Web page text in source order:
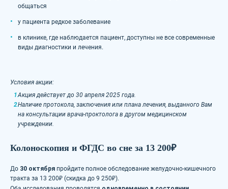
общаться
у пациента редкое заболевание
в клинике, где наблюдается пациент, доступны не все современные
виды диагностики и лечения.
Условия акции:
Акция действует до 30 апреля 2025 года.
Наличие протокола, заключения или плана лечения, выданного Вам
на консультации врача-проктолога в другом медицинском
учреждении.
Колоноскопия и ФГДС во сне за 13 200₽
До 30 октября пройдите полное обследование желудочно-кишечного
тракта за 13 200₽ (скидка до 9 250₽).